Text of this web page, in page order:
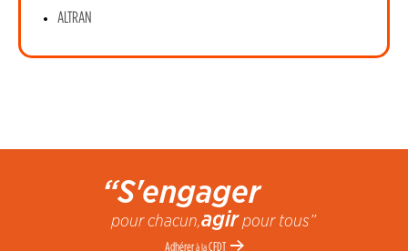
ALTRAN
“S'engager
pour chacun,agirpour tous”
Adhérerà laCFDT